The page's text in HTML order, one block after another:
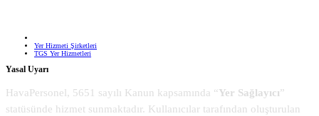
Yer Hizmeti Şirketleri
TGS Yer Hizmetleri
Yasal Uyarı
HavaPersonel, 5651 sayılı Kanun kapsamında “Yer Sağlayıcı”
statüsünde hizmet sunmaktadır. Kullanıcılar tarafından oluşturulan